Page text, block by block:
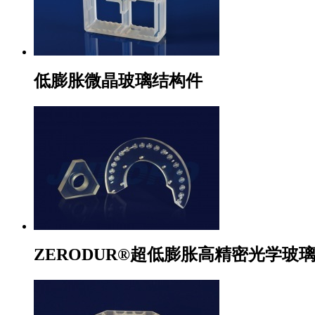
低膨胀微晶玻璃结构件
ZERODUR®超低膨胀高精密光学玻